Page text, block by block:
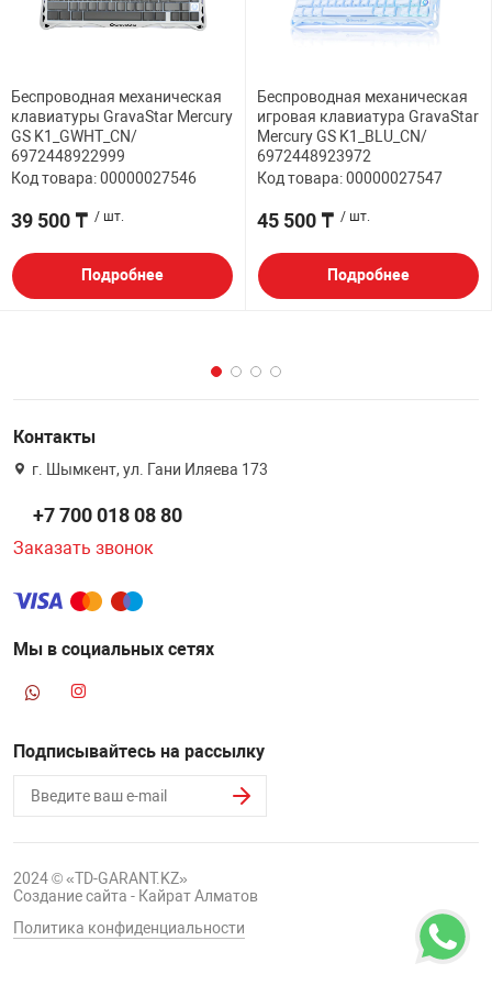
Беспроводная механическая
клавиатуры GravaStar Mercury
GS K1_GWHT_CN/
6972448922999
Код товара: 00000027546
39 500 ₸ / шт.
Подробнее
Беспроводная механическая
игровая клавиатура GravaStar
Mercury GS K1_BLU_CN/
6972448923972
Код товара: 00000027547
45 500 ₸ / шт.
Подробнее
Контакты
г. Шымкент, ул. Гани Иляева 173
+7 700 018 08 80
Заказать звонок
Мы в социальных сетях
Подписывайтесь на рассылку
2024 © «TD-GARANT.KZ»
Создание сайта - Кайрат Алматов
Политика конфиденциальности